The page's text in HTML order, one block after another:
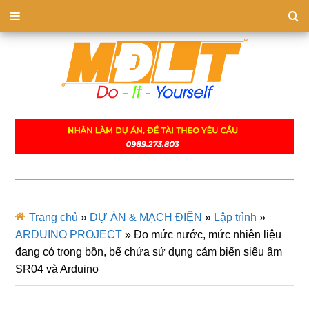
Trang chủ » DỰ ÁN & MẠCH ĐIỆN » Lập trình »
ARDUINO PROJECT »Đo mức nước, mức nhiên liệu
đang có trong bồn, bể chứa sử dụng cảm biến siêu âm
SR04 và Arduino